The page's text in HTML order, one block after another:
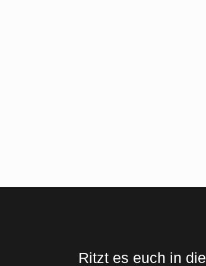
Ritzt es euch in die